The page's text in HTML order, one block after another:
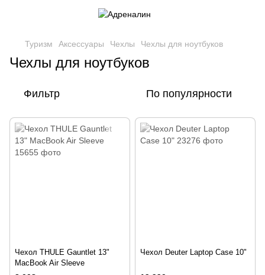
Туризм Аксессуары Чехлы Чехлы для ноутбуков
Чехлы для ноутбуков
Фильтр По популярности
Чехол THULE Gauntlet 13"
MacBook Air Sleeve
Чехол Deuter Laptop Case 10"